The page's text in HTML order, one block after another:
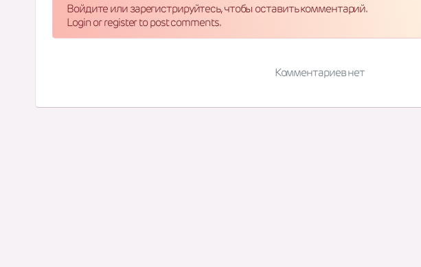
Войдите или зарегистрируйтесь, чтобы оставить комментарий.
Login or register to post comments.
Комментариев нет